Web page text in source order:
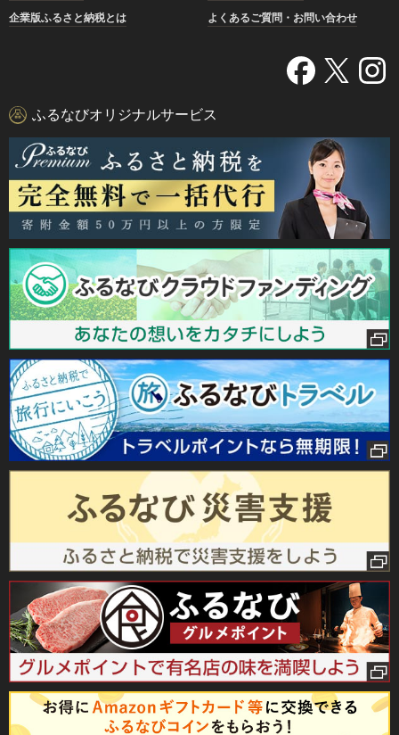
企業版ふるさと納税とは
よくあるご質問・お問い合わせ
ふるなびオリジナルサービス